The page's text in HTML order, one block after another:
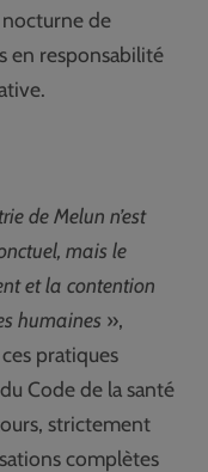
de
en responsabilité
de Melun n’est
mais le
et la contention
humaines »,
pratiques
Code de la santé
strictement
complètes